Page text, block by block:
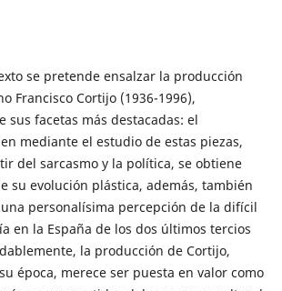
se pretende ensalzar la producción
Francisco Cortijo (1936-1996),
sus facetas más destacadas: el
mediante el estudio de estas piezas,
del sarcasmo y la política, se obtiene
su evolución plástica, además, también
personalísima percepción de la difícil
en la España de los dos últimos tercios
la producción de Cortijo,
época, merece ser puesta en valor como